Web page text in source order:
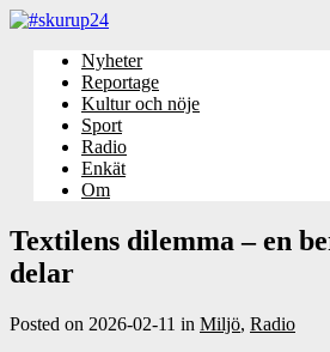
Nyheter
Reportage
Kultur och nöje
Sport
Radio
Enkät
Om
Textilens dilemma – en
delar
Posted on 2026-02-11 in Miljö, Radio